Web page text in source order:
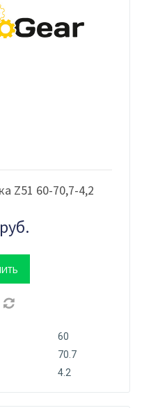
Z51 60-70,7-4,2
60
70.7
4.2